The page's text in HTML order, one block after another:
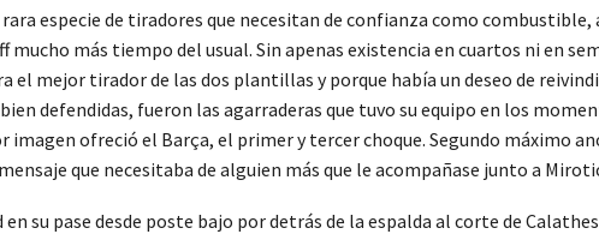
rara especie de tiradores que necesitan de confianza como
más tiempo del usual. Sin apenas existencia en cuartos ni en
el mejor tirador de las dos plantillas y porque había un deseo de
defendidas, fueron las agarraderas que tuvo su equipo en los
ofreció el Barça, el primer y tercer choque. Segundo máximo
que necesitaba de alguien más que le acompañase junto a
su pase desde poste bajo por detrás de la espalda al corte de